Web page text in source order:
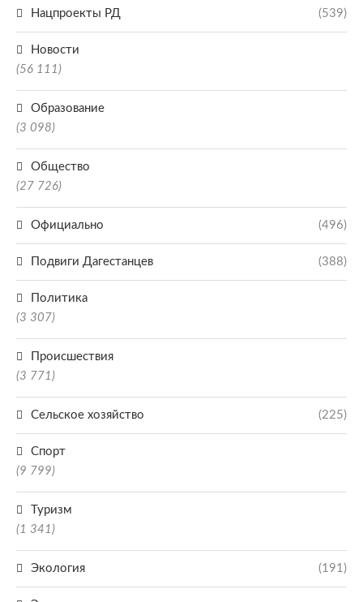
Нацпроекты РД (539)
Новости
(56 111)
Образование
(3 098)
Общество
(27 726)
Официально (496)
Подвиги Дагестанцев (388)
Политика
(3 307)
Происшествия
(3 771)
Сельское хозяйство (225)
Спорт
(9 799)
Туризм
(1 341)
Экология (191)